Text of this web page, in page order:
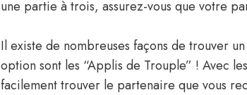
une partie à trois, assurez-vous que votre
Il existe de nombreuses façons de trouver
option sont les “Applis de Trouple” ! Avec
facilement trouver le partenaire que vous